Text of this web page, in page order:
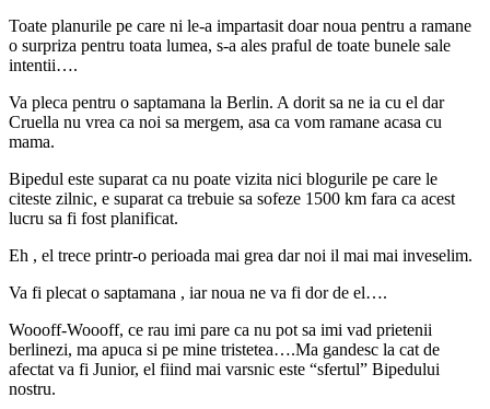
Toate planurile pe care ni le-a impartasit doar noua pentru a ramane
o surpriza pentru toata lumea, s-a ales praful de toate bunele sale
intentii….
Va pleca pentru o saptamana la Berlin. A dorit sa ne ia cu el dar
Cruella nu vrea ca noi sa mergem, asa ca vom ramane acasa cu
mama.
Bipedul este suparat ca nu poate vizita nici blogurile pe care le
citeste zilnic, e suparat ca trebuie sa sofeze 1500 km fara ca acest
lucru sa fi fost planificat.
Eh , el trece printr-o perioada mai grea dar noi il mai mai inveselim.
Va fi plecat o saptamana , iar noua ne va fi dor de el….
Woooff-Woooff, ce rau imi pare ca nu pot sa imi vad prietenii
berlinezi, ma apuca si pe mine tristetea….Ma gandesc la cat de
afectat va fi Junior, el fiind mai varsnic este “sfertul” Bipedului
nostru.